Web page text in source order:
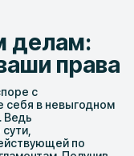
делам:
права
с
себя в невыгодном
Ведь
по